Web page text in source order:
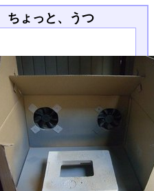
ちょっと、うつ